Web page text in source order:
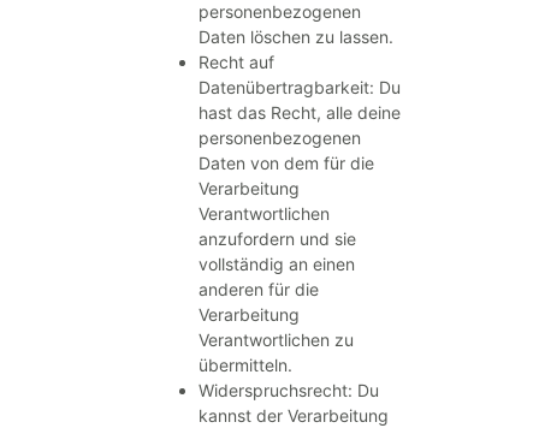
personenbezogenen
Daten löschen zu lassen.
Recht auf
Datenübertragbarkeit: Du
hast das Recht, alle deine
personenbezogenen
Daten von dem für die
Verarbeitung
Verantwortlichen
anzufordern und sie
vollständig an einen
anderen für die
Verarbeitung
Verantwortlichen zu
übermitteln.
Widerspruchsrecht: Du
kannst der Verarbeitung